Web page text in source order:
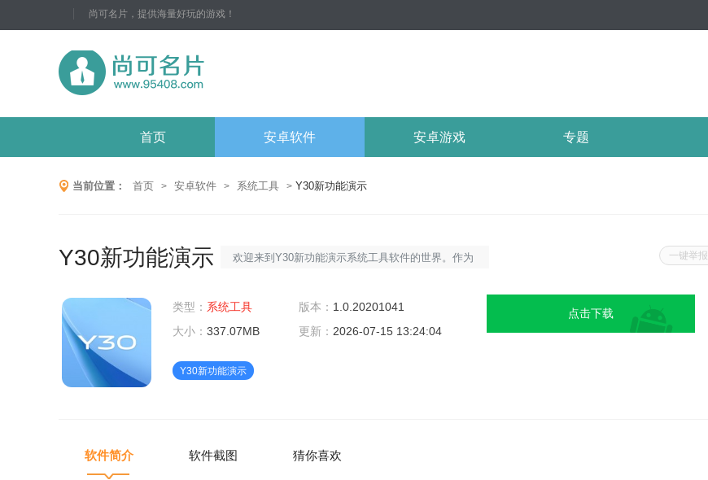
尚可名片，提供海量好玩的游戏！
首页 安卓软件 安卓游戏 专题
当前位置： 首页 > 安卓软件 > 系统工具 > Y30新功能演示
一键举报
Y30新功能演示
欢迎来到Y30新功能演示系统工具软件的世界。作为
地管理和优化其计算机系统，提升工作效率和用户体
验。接下来，我们将详细介绍Y30新功能演示的各项
演示软件特性1.界面友
类型： 系统工具 版本： 1.0.20201041
大小： 337.07MB 更新： 2026-07-15 13:24:04
Y30新功能演示
点击下载
软件简介 软件截图 猜你喜欢